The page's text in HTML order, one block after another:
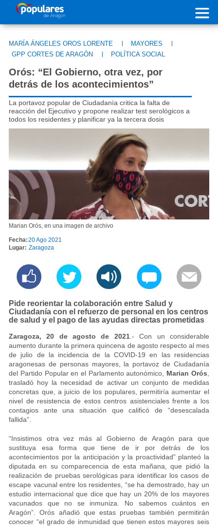
Pasar al contenido principal
MARÍA ÁNGELES OROS LORENTE | MAYORES |
GPP CORTES DE ARAGÓN | POLÍTICA SOCIAL
Orós: “El Gobierno, otra vez, por
detrás de los acontecimientos”
La portavoz popular de Ciudadanía critica la falta de
reacción del Ejecutivo y propone realizar test serológicos a
todos los residentes y planificar ya la tercera dosis
Marian Orós, en una imagen de archivo
Fecha:20 Ago 2021
Lugar: Zaragoza
Pide reorientar la colaboración entre Salud y
Ciudadanía con el refuerzo de personal en los centros
de salud y el pago de las ayudas directas prometidas
Zaragoza, 20 de agosto de 2021.- Con un considerable
aumento durante la primera quincena de agosto respecto al mes
de julio de la incidencia de la COVID-19 en las residencias
aragonesas de personas mayores, la portavoz de Ciudadanía
del Partido Popular en el Parlamento autonómico, Marian Orós
trasladó hoy la necesidad de activar un conjunto de medidas
concretas que, a juicio de los populares, permitiría aumentar el
nivel de resistencia de estos centros asistenciales frente a los
contagios ante una situación que calificó de “desescalada
fallida”.
“Insistimos otra vez más al Gobierno de Aragón para que
sustituya esa forma que tiene de ir por detrás de los
acontecimientos por la anticipación y la proactividad” planteó la
diputada en su comparecencia de esta mañana, que pidió la
realización de pruebas serológicas para identificar los casos de
escape vacunal entre los residentes, “se ha demostrado, hay un
estudio internacional que dice que hay un 20% de los mayores
vacunados que no se inmuniza. No sabemos cuántos en
Aragón”. Orós añadió que estas pruebas también permitirán
conocer “el grado de inmunidad que tienen estos mayores seis